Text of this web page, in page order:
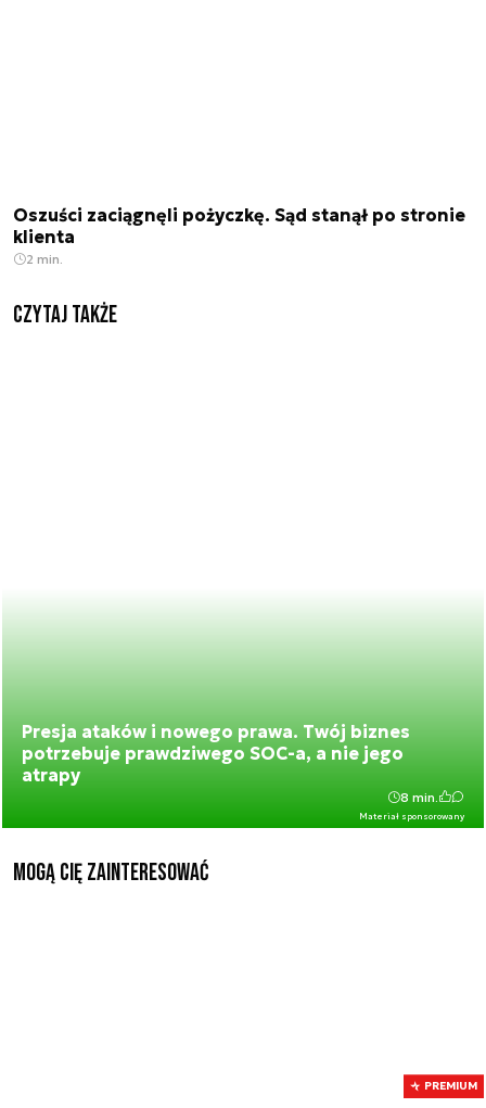
Oszuści zaciągnęli pożyczkę. Sąd stanął po stronie
klienta
2 min.
Czytaj także
Presja ataków i nowego prawa. Twój biznes
potrzebuje prawdziwego SOC-a, a nie jego
atrapy
Materiał sponsorowany
8 min.
Mogą Cię zainteresować
PREMIUM